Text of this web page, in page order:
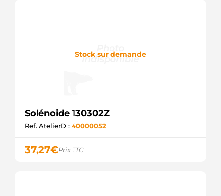
Stock sur demande
Solénoide 130302Z
Ref. AtelierD : 40000052
37,27€Prix TTC